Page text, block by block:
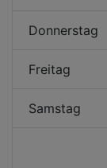
Donnerstag
Freitag
Samstag